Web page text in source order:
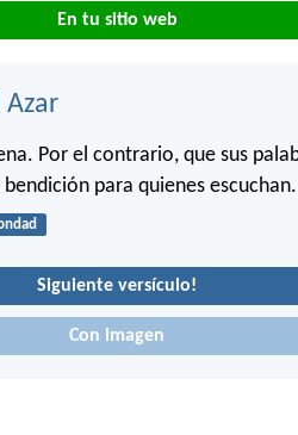
En tu sitio web
Por el contrario, que sus
para quienes escuchan.
Siguiente versículo!
Con imagen